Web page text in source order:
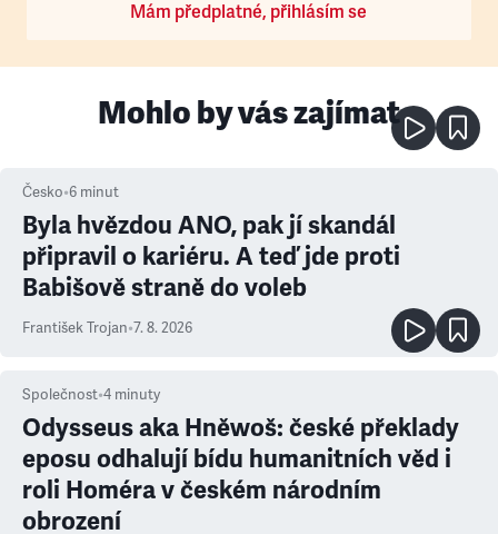
Mám předplatné, přihlásím se
Mohlo by vás zajímat
Česko•6 minut
Byla hvězdou ANO, pak jí skandál
připravil o kariéru. A teď jde proti
Babišově straně do voleb
František Trojan•7. 8. 2026
Společnost•4 minuty
Odysseus aka Hněwoš: české překlady
eposu odhalují bídu humanitních věd i
roli Homéra v českém národním
obrození